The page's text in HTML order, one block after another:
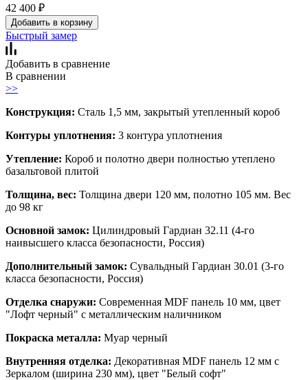
42 400 ₽
Добавить в корзину
Быстрый замер
Добавить в сравнение
В сравнении
>>
Конструкция: Сталь 1,5 мм, закрытый утепленный короб
Контуры уплотнения: 3 контура уплотнения
Утепление: Короб и полотно двери полностью утеплено
базальтовой плитой
Толщина, вес: Толщина двери 120 мм, полотно 105 мм. Вес
до 98 кг
Основной замок: Цилиндровый Гардиан 32.11 (4-го
наивысшего класса безопасности, Россия)
Дополнительный замок: Сувальдный Гардиан 30.01 (3-го
класса безопасности, Россия)
Отделка снаружи: Современная MDF панель 10 мм, цвет
"Лофт черный" с металлическим наличником
Покраска металла: Муар черный
Внутренняя отделка: Декоративная MDF панель 12 мм с
Зеркалом (ширина 230 мм), цвет "Белый софт"